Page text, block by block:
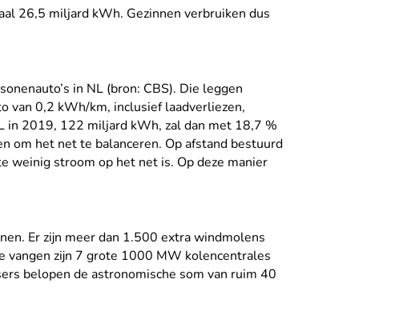
26,5 miljard kWh. Gezinnen verbruiken dus
in NL (bron: CBS). Die leggen
van 0,2 kWh/km, inclusief laadverliezen,
2019, 122 miljard kWh, zal dan met 18,7 %
om het net te balanceren. Op afstand bestuurd
weinig stroom op het net is. Op deze manier
Er zijn meer dan 1.500 extra windmolens
vangen zijn 7 grote 1000 MW kolencentrales
belopen de astronomische som van ruim 40